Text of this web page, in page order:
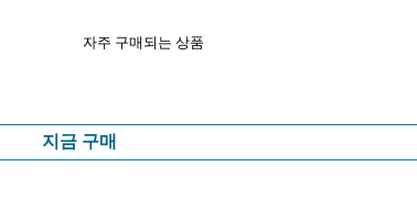
자주 구매되는 상품
지금 구매